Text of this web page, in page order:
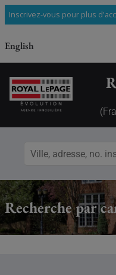
Inscrivez-vous pour plus
English
Recherche par